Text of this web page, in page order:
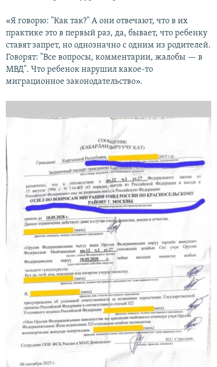
«Я говорю: "Как так?" А они отвечают, что в их
практике это в первый раз, да, бывает, что ребенку
ставят запрет, но однозначно с одним из родителей.
Говорят: "Все вопросы, комментарии, жалобы — в
МВД". Что ребенок нарушил какое-то
миграционное законодательство».